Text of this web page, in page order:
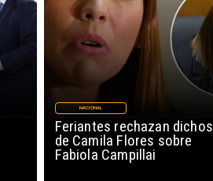
Feriantes rechazan dichos
de Camila Flores sobre
Fabiola Campillai
NACIONAL